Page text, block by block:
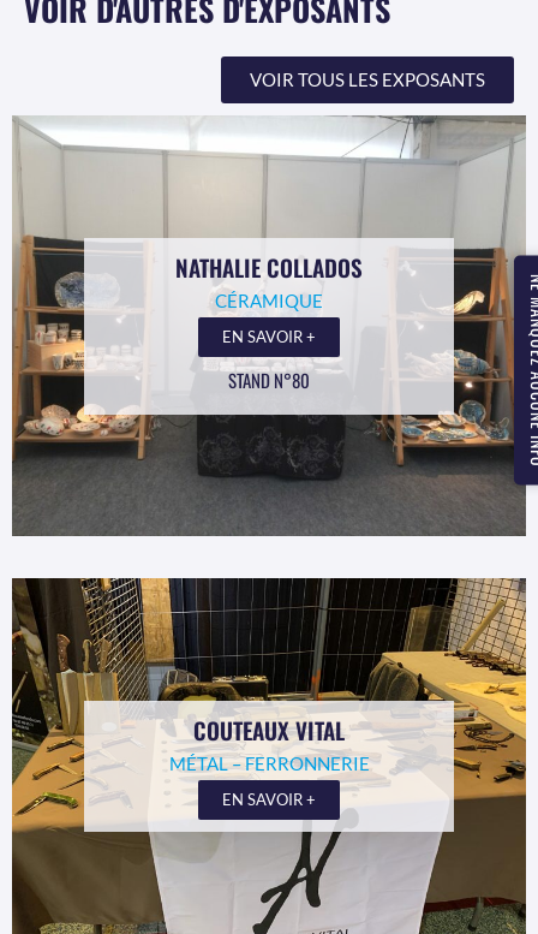
NE
VOIR TOUS LES EXPOSANTS
NATHALIE COLLADOS
CÉRAMIQUE
EN SAVOIR +
STAND N°80
COUTEAUX VITAL
MÉTAL – FERRONNERIE
EN SAVOIR +